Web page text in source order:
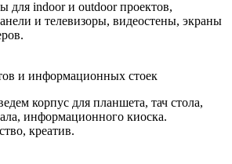
для indoor и outdoor проектов,
и телевизоры, видеостены, экраны
и информационных стоек
корпус для планшета, тач стола,
информационного киоска.
креатив.